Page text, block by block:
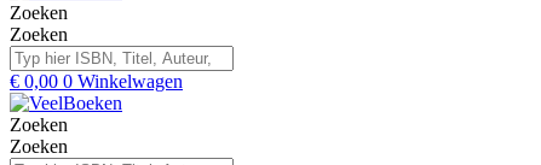
Zoeken
Zoeken
€ 0,00 0 Winkelwagen
Zoeken
Zoeken